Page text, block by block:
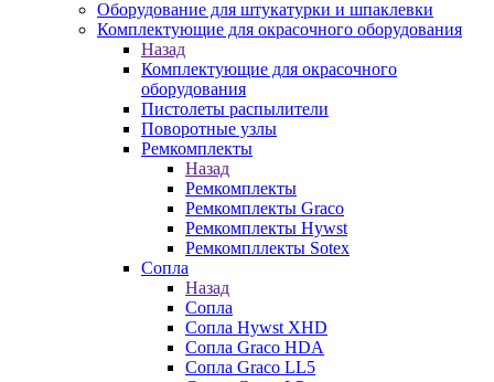
Оборудование для штукатурки и шпаклевки
Комплектующие для окрасочного оборудования
Назад
Комплектующие для окрасочного
оборудования
Пистолеты распылители
Поворотные узлы
Ремкомплекты
Назад
Ремкомплекты
Ремкомплекты Graco
Ремкомплекты Hywst
Ремкомпллекты Sotex
Сопла
Назад
Сопла
Сопла Hywst XHD
Сопла Graco HDA
Сопла Graco LL5